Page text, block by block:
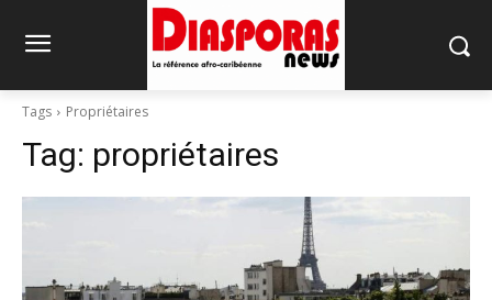
Tags Propriétaires
Tag: propriétaires